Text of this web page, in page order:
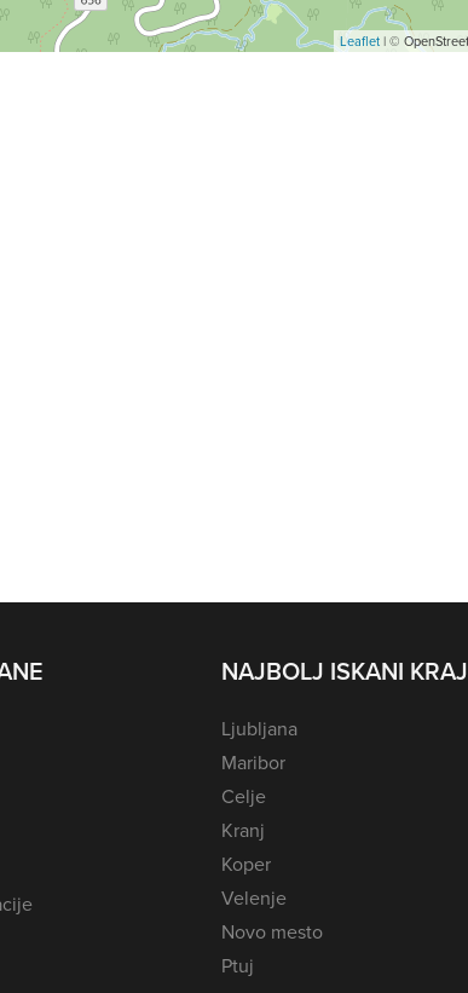
Leaflet| ©
NAJBOLJ ISKANI
Ljubljana
Maribor
Celje
Kranj
Koper
Velenje
Novo mesto
Ptuj